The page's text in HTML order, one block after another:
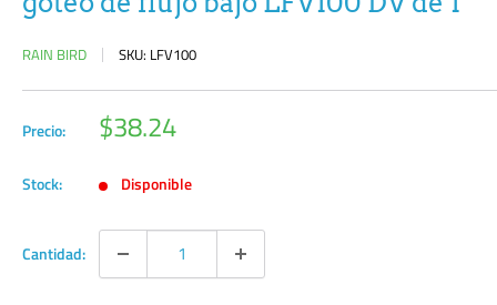
RAIN BIRD SKU: LFV100
Precio: Precio
de
venta
$38.24
Stock: Disponible
Cantidad: